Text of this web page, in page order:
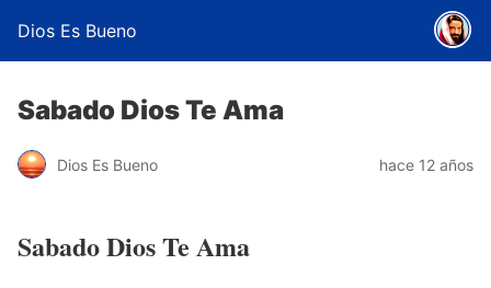
Dios Es Bueno
Sabado Dios Te Ama
Dios Es Bueno hace 12 años
Sabado Dios Te Ama